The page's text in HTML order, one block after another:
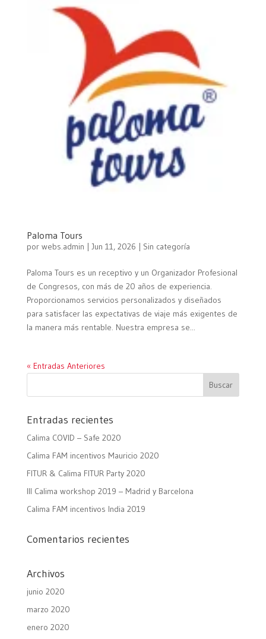
Paloma Tours
por webs.admin | Jun 11, 2026 | Sin categoría
Paloma Tours es un receptivo y un Organizador Profesional
de Congresos, con más de 20 años de experiencia.
Proporcionamos servicios personalizados y diseñados
para satisfacer las expectativas de viaje más exigentes de
la manera más rentable. Nuestra empresa se...
« Entradas Anteriores
Entradas recientes
Calima COVID – Safe 2020
Calima FAM incentivos Mauricio 2020
FITUR & Calima FITUR Party 2020
III Calima workshop 2019 – Madrid y Barcelona
Calima FAM incentivos India 2019
Comentarios recientes
Archivos
junio 2020
marzo 2020
enero 2020